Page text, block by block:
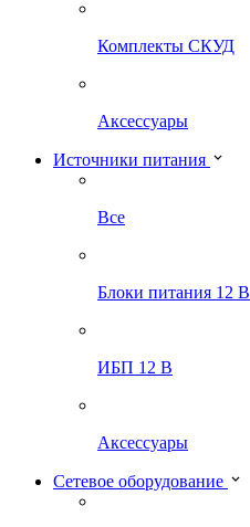
Комплекты СКУД
Аксессуары
Источники питания
Все
Блоки питания 12 В
ИБП 12 В
Аксессуары
Сетевое оборудование